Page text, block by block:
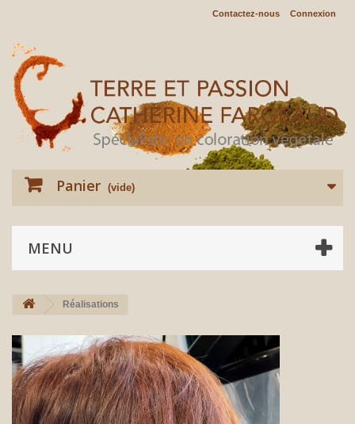
Connexion
Contactez-nous
Panier (vide)
MENU
Réalisations